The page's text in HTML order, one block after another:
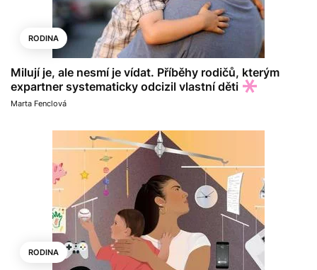
RODINA
Milují je, ale nesmí je vídat. Příběhy rodičů, kterým
expartner systematicky odcizil vlastní děti
Marta Fenclová
RODINA